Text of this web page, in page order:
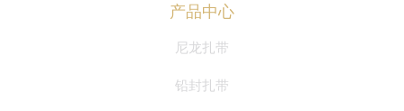
产品中心
尼龙扎带
铅封扎带